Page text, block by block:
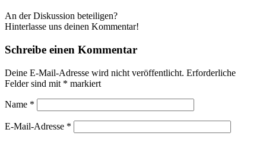
An der Diskussion beteiligen?
Hinterlasse uns deinen Kommentar!
Schreibe einen Kommentar
Deine E-Mail-Adresse wird nicht veröffentlicht. Erforderliche
Felder sind mit * markiert
Name *
E-Mail-Adresse *